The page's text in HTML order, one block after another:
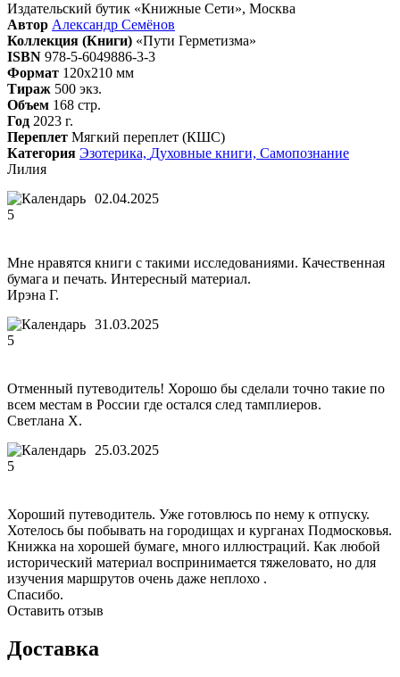
Издательский бутик «Книжные Сети», Москва
Автор Александр Семёнов
Коллекция (Книги) «Пути Герметизма»
ISBN 978-5-6049886-3-3
Формат 120х210 мм
Тираж 500 экз.
Объем 168 стр.
Год 2023 г.
Переплет Мягкий переплет (КШС)
Категория Эзотерика, Духовные книги, Самопознание
Лилия
02.04.2025
5
Мне нравятся книги с такими исследованиями. Качественная
бумага и печать. Интересный материал.
Ирэна Г.
31.03.2025
5
Отменный путеводитель! Хорошо бы сделали точно такие по
всем местам в России где остался след тамплиеров.
Светлана Х.
25.03.2025
5
Хороший путеводитель. Уже готовлюсь по нему к отпуску.
Хотелось бы побывать на городищах и курганах Подмосковья.
Книжка на хорошей бумаге, много иллюстраций. Как любой
исторический материал воспринимается тяжеловато, но для
изучения маршрутов очень даже неплохо .
Спасибо.
Оставить отзыв
Доставка